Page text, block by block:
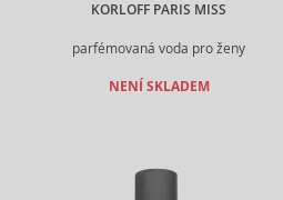
KORLOFF PARIS MISS
parfémovaná voda pro ženy
NENÍ SKLADEM